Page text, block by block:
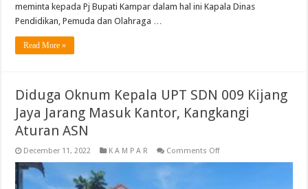
meminta kepada Pj Bupati Kampar dalam hal ini Kapala Dinas
Pendidikan, Pemuda dan Olahraga …
Read More »
Diduga Oknum Kepala UPT SDN 009 Kijang
Jaya Jarang Masuk Kantor, Kangkangi
Aturan ASN
December 11, 2022 K A M P A R Comments Offon